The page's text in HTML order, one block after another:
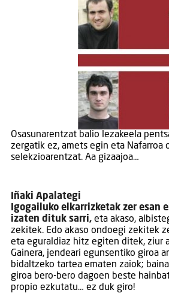
Osasunarentzat balio lezakeela
zergatik ez, amets egin eta Nafarroa
selekzioarentzat. Aa gizaajoa…
Iñaki Apalategi
Igogailuko elkarrizketak zer esan
izaten dituk sarri,eta akaso,
zekitek. Edo akaso ondoegi zekitek
eta eguraldiaz hitz egiten ditek, ziur
Gainera, jendeari egunsentiko giroa
bidaltzeko tartea ematen zaiok;
giroa bero-bero dagoen beste
propio ezkutatu… ez duk giro!